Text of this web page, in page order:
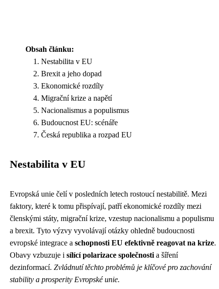
Obsah článku:
Nestabilita v EU
Brexit a jeho dopad
Ekonomické rozdíly
Migrační krize a napětí
Nacionalismus a populismus
Budoucnost EU: scénáře
Česká republika a rozpad EU
Nestabilita v EU
Evropská unie čelí v posledních letech rostoucí nestabilitě. Mezi
faktory, které k tomu přispívají, patří ekonomické rozdíly mezi
členskými státy, migrační krize, vzestup nacionalismu a populismu
a brexit. Tyto výzvy vyvolávají otázky ohledně budoucnosti
evropské integrace a schopnosti EU efektivně reagovat na krize.
Obavy vzbuzuje i sílící polarizace společnosti a šíření
dezinformací. Zvládnutí těchto problémů je klíčové pro zachování
stability a prosperity Evropské unie.